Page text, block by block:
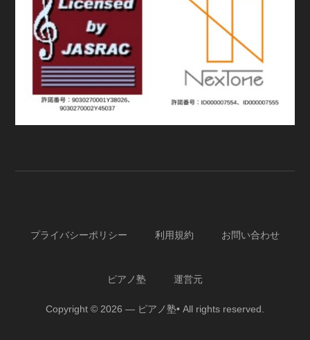
プライバシーポリシー 利用規約 お問い合わせ
ピアノ塾 運営元
Copyright © 2026 — ピアノ塾• All rights reserved.